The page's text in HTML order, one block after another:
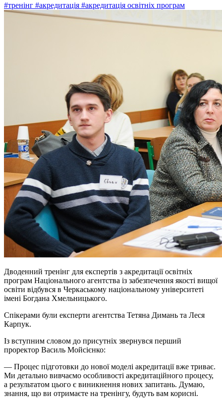
#тренінг #акредитація #акредитація освітніх програм
Дводенний тренінг для експертів з акредитації освітніх
програм Національного агентства із забезпечення якості вищої
освіти відбувся в Черкаському національному університеті
імені Богдана Хмельницького.
Спікерами були експерти агентства Тетяна Димань та Леся
Карпук.
Із вступним словом до присутніх звернувся перший
проректор Василь Мойсієнко:
— Процес підготовки до нової моделі акредитації вже триває.
Ми детально вивчаємо особливості акредитаційного процесу,
а результатом цього є виникнення нових запитань. Думаю,
знання, що ви отримаєте на тренінгу, будуть вам корисні.